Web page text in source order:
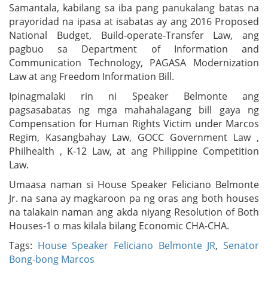
Samantala, kabilang sa iba pang panukalang batas na
prayoridad na ipasa at isabatas ay ang 2016 Proposed
National Budget, Build-operate-Transfer Law, ang
pagbuo sa Department of Information and
Communication Technology, PAGASA Modernization
Law at ang Freedom Information Bill.
Ipinagmalaki rin ni Speaker Belmonte ang
pagsasabatas ng mga mahahalagang bill gaya ng
Compensation for Human Rights Victim under Marcos
Regim, Kasangbahay Law, GOCC Government Law ,
Philhealth , K-12 Law, at ang Philippine Competition
Law.
Umaasa naman si House Speaker Feliciano Belmonte
Jr. na sana ay magkaroon pa ng oras ang both houses
na talakain naman ang akda niyang Resolution of Both
Houses-1 o mas kilala bilang Economic CHA-CHA.
Tags: House Speaker Feliciano Belmonte JR,Senator
Bong-bong Marcos